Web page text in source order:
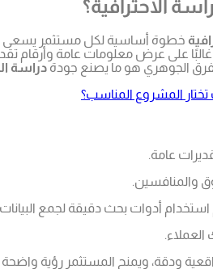
الاحترافية؟
خطوة أساسية لكل مستثمر يسعى
غالبًا على عرض معلومات عامة وأرقام
الجوهري هو ما يصنع جودة دراسة
المشروع المناسب؟
عامة.
والمنافسين.
استخدام أدوات بحث دقيقة لجمع
ودقة، ويمنح المستثمر رؤية واضحة